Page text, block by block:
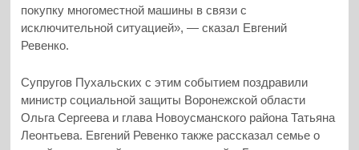
покупку многоместной машины в связи с
исключительной ситуацией», — сказал Евгений
Ревенко.
Супругов Пухальских с этим событием поздравили
министр социальной защиты Воронежской области
Ольга Сергеева и глава Новоусманского района Татьяна
Леонтьева. Евгений Ревенко также рассказал семье о